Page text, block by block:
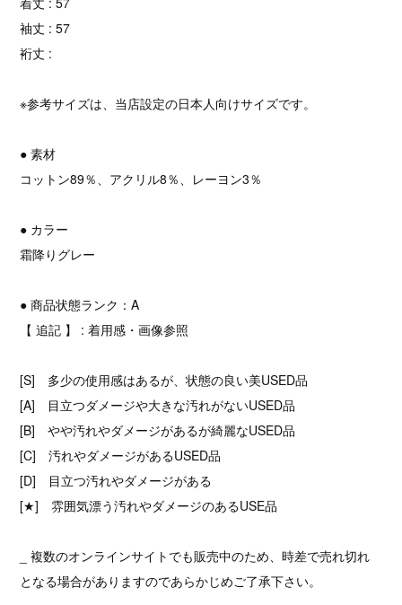
袖丈 : 57
裄丈 :
※参考サイズは、当店設定の日本人向けサイズです。
● 素材
コットン89％、アクリル8％、レーヨン3％
● カラー
霜降りグレー
● 商品状態ランク：A
【 追記 】 : 着用感・画像参照
[S] 多少の使用感はあるが、状態の良い美USED品
[A] 目立つダメージや大きな汚れがないUSED品
[B] やや汚れやダメージがあるが綺麗なUSED品
[C] 汚れやダメージがあるUSED品
[D] 目立つ汚れやダメージがある
[★] 雰囲気漂う汚れやダメージのあるUSE品
_ 複数のオンラインサイトでも販売中のため、時差で売れ切れ
となる場合がありますのであらかじめご了承下さい。